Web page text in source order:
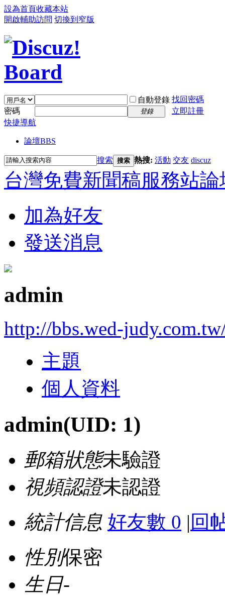
設為首頁收藏本站
開啟輔助訪問 切換到窄版
自動登錄 找回密碼
密碼
登錄
立即註冊
快捷導航
論壇BBS
搜索 搜索 熱搜: 活動 交友 discuz
台灣免費新聞稿服務站論
加為好友
發送消息
admin
http://bbs.wed-
主題
個人資料
admin(UID: 1)
郵箱狀態未驗證
視頻認證未認證
統計信息 好友數 0 | 回
性別保密
生日-